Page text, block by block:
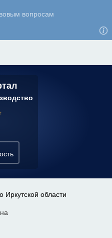
области